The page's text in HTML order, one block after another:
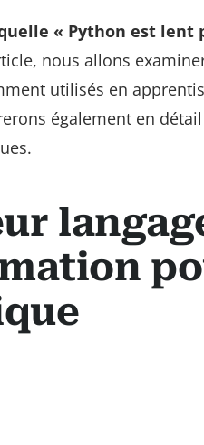
« Python est lent
nous allons
utilisés en
également en